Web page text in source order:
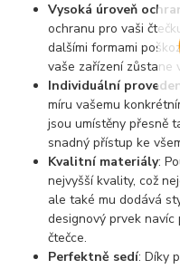
Vysoká úroveň
ochranu pro vaši
dalšími formami
vaše zařízení zůstane
Individuální
míru vašemu
jsou umístěny přesně
snadný přístup ke
Kvalitní materiály:
nejvyšší kvality, což
ale také mu dodává
designový prvek
čtečce.
Perfektně sedí: Díky